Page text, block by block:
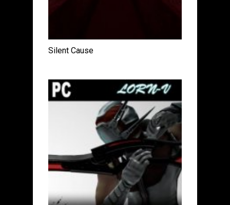
Silent Cause